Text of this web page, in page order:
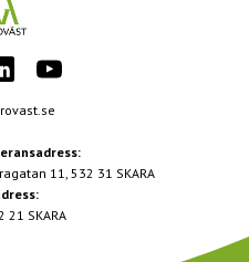
11, 532 31 SKARA
21 SKARA